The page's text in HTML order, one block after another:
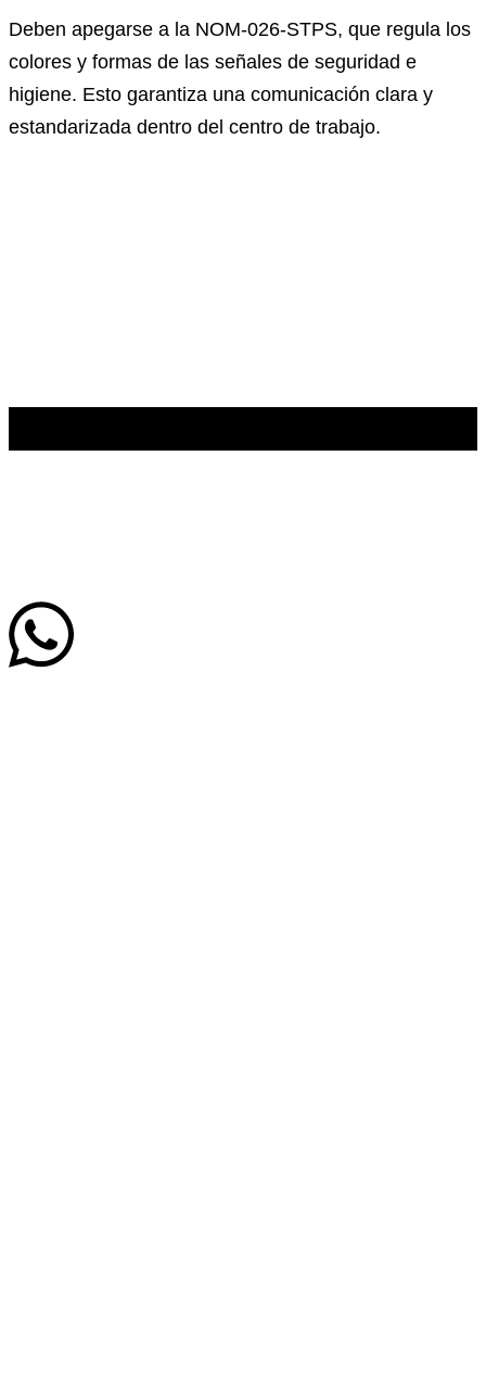
Deben apegarse a la NOM-026-STPS, que regula los
colores y formas de las señales de seguridad e
higiene. Esto garantiza una comunicación clara y
estandarizada dentro del centro de trabajo.